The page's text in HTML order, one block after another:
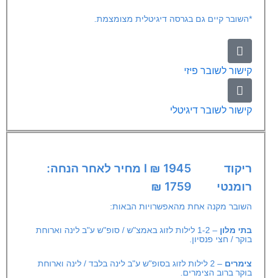
*השובר קיים גם בגרסה דיגיטלית מצומצמת.
קישור לשובר פיזי
קישור לשובר דיגיטלי
ריקוד
רומנטי
1945 ₪ I מחיר לאחר הנחה:
1759 ₪
השובר מקנה אחת מהאפשרויות הבאות:
בתי מלון
– 1-2 לילות לזוג באמצ"ש / סופ"ש ע"ב לינה וארוחת
בוקר / חצי פנסיון.
צימרים
– 2 לילות לזוג בסופ"ש ע"ב לינה בלבד / לינה וארוחת
בוקר ברוב הצימרים.